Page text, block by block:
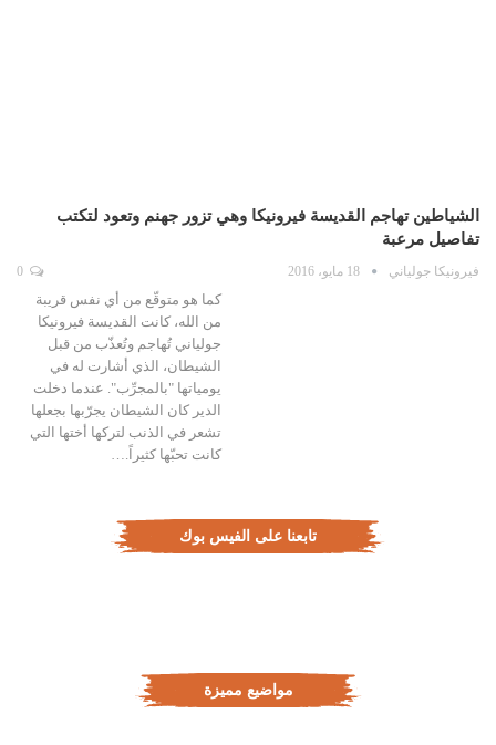
الشياطين تهاجم القديسة فيرونيكا وهي تزور جهنم وتعود لتكتب
تفاصيل مرعبة
فيرونيكا جولياني 18 مايو، 2016
كما هو متوقّع من أي نفس قريبة
من الله، كانت القديسة فيرونيكا
جولياني تُهاجم وتُعذّب من قبل
الشيطان، الذي أشارت له في
يومياتها "بالمجرِّب". عندما دخلت
الدير كان الشيطان يجرّبها بجعلها
تشعر في الذنب لتركها أختها التي
كانت تحبّها كثيراً.…
تابعنا على الفيس بوك
مواضيع مميزة